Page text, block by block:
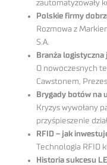
zautomatyzowały
Polskie firmy
Rozmowa z
S.A.
Branża
O nowoczesnych
Cawstonem,
Brygady botów na
Kryzys wywołany
przyśpieszenie
RFID – jak
Technologia RFID
Historia sukcesu